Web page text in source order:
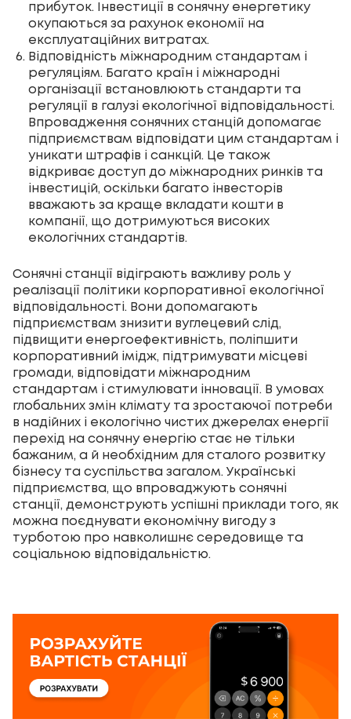
прибуток. Інвестиції в сонячну енергетику
окупаються за рахунок економії на
експлуатаційних витратах.
Відповідність міжнародним стандартам і
регуляціям. Багато країн і міжнародні
організації встановлюють стандарти та
регуляції в галузі екологічної відповідальності.
Впровадження сонячних станцій допомагає
підприємствам відповідати цим стандартам і
уникати штрафів і санкцій. Це також
відкриває доступ до міжнародних ринків та
інвестицій, оскільки багато інвесторів
вважають за краще вкладати кошти в
компанії, що дотримуються високих
екологічних стандартів.
Сонячні станції відіграють важливу роль у
реалізації політики корпоративної екологічної
відповідальності. Вони допомагають
підприємствам знизити вуглецевий слід,
підвищити енергоефективність, поліпшити
корпоративний імідж, підтримувати місцеві
громади, відповідати міжнародним
стандартам і стимулювати інновації. В умовах
глобальних змін клімату та зростаючої потреби
в надійних і екологічно чистих джерелах енергії
перехід на сонячну енергію стає не тільки
бажаним, а й необхідним для сталого розвитку
бізнесу та суспільства загалом. Українські
підприємства, що впроваджують сонячні
станції, демонструють успішні приклади того, як
можна поєднувати економічну вигоду з
турботою про навколишнє середовище та
соціальною відповідальністю.